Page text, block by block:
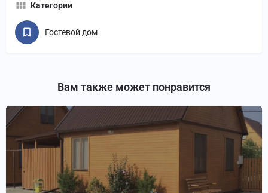
Категории
Гостевой дом
Вам также может понравится